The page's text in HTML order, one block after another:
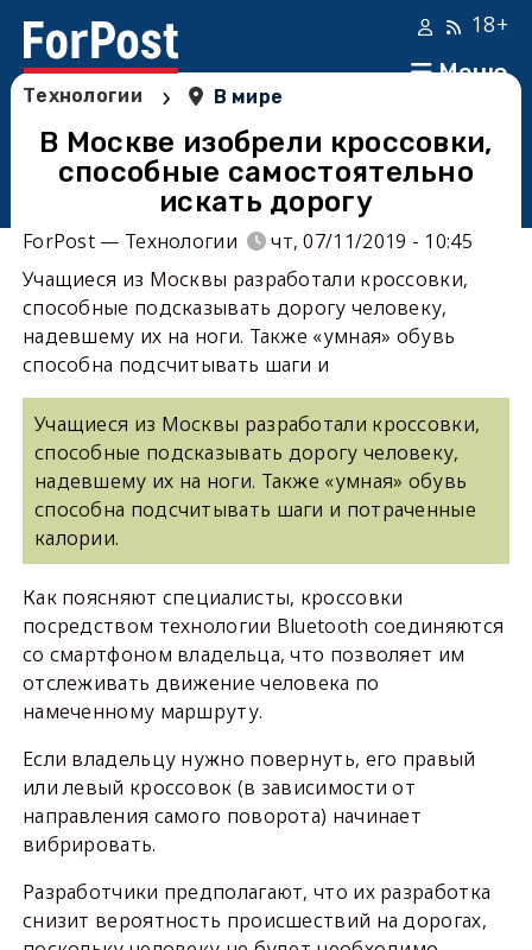
Меню
18+
Технологии › В мире
В Москве изобрели кроссовки,
способные самостоятельно
искать дорогу
ForPost — Технологии
чт, 07/11/2019 - 10:45
Учащиеся из Москвы разработали кроссовки,
способные подсказывать дорогу человеку,
надевшему их на ноги. Также «умная» обувь
способна подсчитывать шаги и
Учащиеся из Москвы разработали кроссовки,
способные подсказывать дорогу человеку,
надевшему их на ноги. Также «умная» обувь
способна подсчитывать шаги и потраченные
калории.
Как поясняют специалисты, кроссовки
посредством технологии Bluetooth соединяются
со смартфоном владельца, что позволяет им
отслеживать движение человека по
намеченному маршруту.
Если владельцу нужно повернуть, его правый
или левый кроссовок (в зависимости от
направления самого поворота) начинает
вибрировать.
Разработчики предполагают, что их разработка
снизит вероятность происшествий на дорогах,